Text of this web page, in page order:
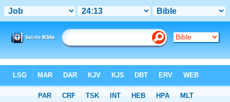
Chapitre 24 > Verset 13